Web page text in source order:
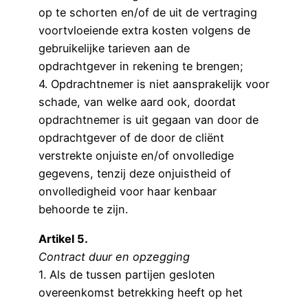
op te schorten en/of de uit de vertraging
voortvloeiende extra kosten volgens de
gebruikelijke tarieven aan de
opdrachtgever in rekening te brengen;
4. Opdrachtnemer is niet aansprakelijk voor
schade, van welke aard ook, doordat
opdrachtnemer is uit gegaan van door de
opdrachtgever of de door de cliënt
verstrekte onjuiste en/of onvolledige
gegevens, tenzij deze onjuistheid of
onvolledigheid voor haar kenbaar
behoorde te zijn.
Artikel 5.
Contract duur en opzegging
1. Als de tussen partijen gesloten
overeenkomst betrekking heeft op het